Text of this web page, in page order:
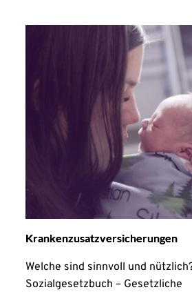
Krankenzusatzversicherungen
Welche sind sinnvoll und
Sozialgesetzbuch – Gesetzliche